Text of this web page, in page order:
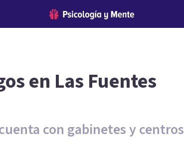
en Las Fuentes
con gabinetes y centros